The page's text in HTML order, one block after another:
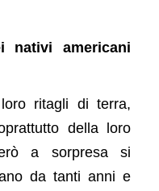
nativi americani
ritagli di terra,
della loro
a sorpresa si
da tanti anni e